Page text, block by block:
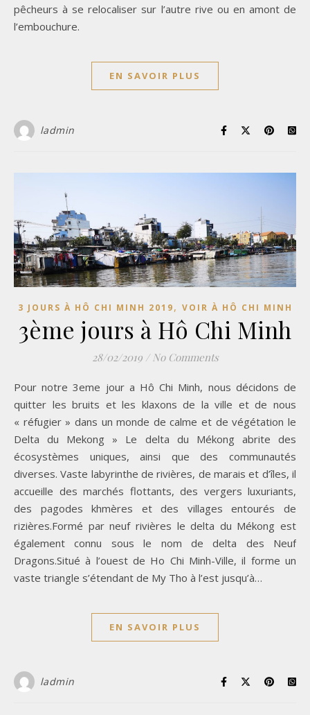
pêcheurs à se relocaliser sur l’autre rive ou en amont de
l’embouchure.
EN SAVOIR PLUS
ladmin
3 JOURS À HÔ CHI MINH 2019, VOIR À HÔ CHI MINH
3ème jours à Hô Chi Minh
28/02/2019 / No Comments
Pour notre 3eme jour a Hô Chi Minh, nous décidons de
quitter les bruits et les klaxons de la ville et de nous
« réfugier » dans un monde de calme et de végétation le
Delta du Mekong » Le delta du Mékong abrite des
écosystèmes uniques, ainsi que des communautés
diverses. Vaste labyrinthe de rivières, de marais et d’îles, il
accueille des marchés flottants, des vergers luxuriants,
des pagodes khmères et des villages entourés de
rizières.Formé par neuf rivières le delta du Mékong est
également connu sous le nom de delta des Neuf
Dragons.Situé à l’ouest de Ho Chi Minh-Ville, il forme un
vaste triangle s’étendant de My Tho à l’est jusqu’à…
EN SAVOIR PLUS
ladmin